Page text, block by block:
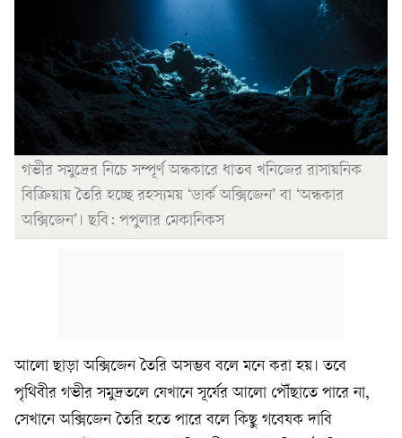
গভীর সমুদ্রের নিচে সম্পূর্ণ অন্ধকারে ধাতব খনিজের রাসায়নিক
বিক্রিয়ায় তৈরি হচ্ছে রহস্যময় ‘ডার্ক অক্সিজেন’ বা ‘অন্ধকার
অক্সিজেন’। ছবি: পপুলার মেকানিকস
আলো ছাড়া অক্সিজেন তৈরি অসম্ভব বলে মনে করা হয়। তবে
পৃথিবীর গভীর সমুদ্রতলে যেখানে সূর্যের আলো পৌঁছাতে পারে না,
সেখানে অক্সিজেন তৈরি হতে পারে বলে কিছু গবেষক দাবি